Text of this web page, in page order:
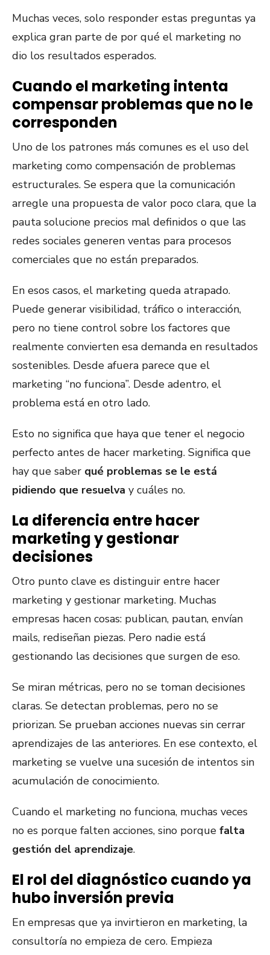
Muchas veces, solo responder estas preguntas ya
explica gran parte de por qué el marketing no
dio los resultados esperados.
Cuando el marketing intenta
compensar problemas que no le
corresponden
Uno de los patrones más comunes es el uso del
marketing como compensación de problemas
estructurales. Se espera que la comunicación
arregle una propuesta de valor poco clara, que la
pauta solucione precios mal definidos o que las
redes sociales generen ventas para procesos
comerciales que no están preparados.
En esos casos, el marketing queda atrapado.
Puede generar visibilidad, tráfico o interacción,
pero no tiene control sobre los factores que
realmente convierten esa demanda en resultados
sostenibles. Desde afuera parece que el
marketing “no funciona”. Desde adentro, el
problema está en otro lado.
Esto no significa que haya que tener el negocio
perfecto antes de hacer marketing. Significa que
hay que saber qué problemas se le está
pidiendo que resuelva y cuáles no.
La diferencia entre hacer
marketing y gestionar
decisiones
Otro punto clave es distinguir entre hacer
marketing y gestionar marketing. Muchas
empresas hacen cosas: publican, pautan, envían
mails, rediseñan piezas. Pero nadie está
gestionando las decisiones que surgen de eso.
Se miran métricas, pero no se toman decisiones
claras. Se detectan problemas, pero no se
priorizan. Se prueban acciones nuevas sin cerrar
aprendizajes de las anteriores. En ese contexto, el
marketing se vuelve una sucesión de intentos sin
acumulación de conocimiento.
Cuando el marketing no funciona, muchas veces
no es porque falten acciones, sino porque falta
gestión del aprendizaje.
El rol del diagnóstico cuando ya
hubo inversión previa
En empresas que ya invirtieron en marketing, la
consultoría no empieza de cero. Empieza